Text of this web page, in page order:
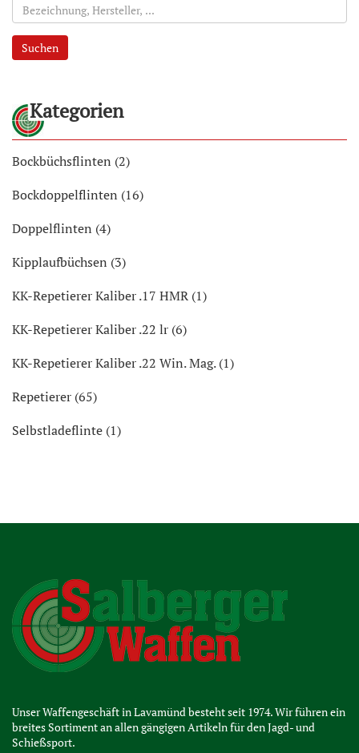
Suchen
Kategorien
Bockbüchsflinten (2)
Bockdoppelflinten (16)
Doppelflinten (4)
Kipplaufbüchsen (3)
KK-Repetierer Kaliber .17 HMR (1)
KK-Repetierer Kaliber .22 lr (6)
KK-Repetierer Kaliber .22 Win. Mag. (1)
Repetierer (65)
Selbstladeflinte (1)
Unser Waffengeschäft in Lavamünd besteht seit 1974. Wir führen ein
breites Sortiment an allen gängigen Artikeln für den Jagd- und
Schießsport.